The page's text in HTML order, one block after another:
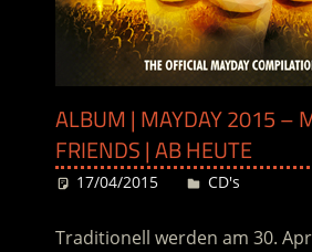
ALBUM | MAYDAY 2015 –
FRIENDS | AB HEUTE
17/04/2015 Desiree
CD's
Traditionell werden am 30.